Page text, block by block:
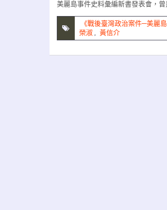
美麗島事件史料彙編新書發表會，
《戰後臺灣政治案件─美麗
榮淑 , 黃信介